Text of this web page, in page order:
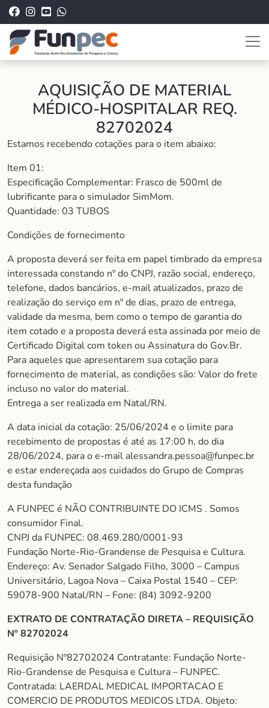
AQUISIÇÃO DE MATERIAL
MÉDICO-HOSPITALAR REQ.
82702024
Estamos recebendo cotações para o item abaixo:
Item 01:
Especificação Complementar: Frasco de 500ml de
lubrificante para o simulador SimMom.
Quantidade: 03 TUBOS
Condições de fornecimento
A proposta deverá ser feita em papel timbrado da empresa
interessada constando nº do CNPJ, razão social, endereço,
telefone, dados bancários, e-mail atualizados, prazo de
realização do serviço em nº de dias, prazo de entrega,
validade da mesma, bem como o tempo de garantia do
item cotado e a proposta deverá esta assinada por meio de
Certificado Digital com token ou Assinatura do Gov.Br.
Para aqueles que apresentarem sua cotação para
fornecimento de material, as condições são: Valor do frete
incluso no valor do material.
Entrega a ser realizada em Natal/RN.
A data inicial da cotação: 25/06/2024 e o limite para
recebimento de propostas é até as 17:00 h, do dia
28/06/2024, para o e-mail alessandra.pessoa@funpec.br
e estar endereçada aos cuidados do Grupo de Compras
desta fundação
A FUNPEC é NÃO CONTRIBUINTE DO ICMS . Somos
consumidor Final.
CNPJ da FUNPEC: 08.469.280/0001-93
Fundação Norte-Rio-Grandense de Pesquisa e Cultura.
Endereço: Av. Senador Salgado Filho, 3000 – Campus
Universitário, Lagoa Nova – Caixa Postal 1540 – CEP:
59078-900 Natal/RN – Fone: (84) 3092-9200
EXTRATO DE CONTRATAÇÃO DIRETA – REQUISIÇÃO
Nº 82702024
Requisição Nº82702024 Contratante: Fundação Norte-
Rio-Grandense de Pesquisa e Cultura – FUNPEC.
Contratada: LAERDAL MEDICAL IMPORTACAO E
COMERCIO DE PRODUTOS MEDICOS LTDA. Objeto: